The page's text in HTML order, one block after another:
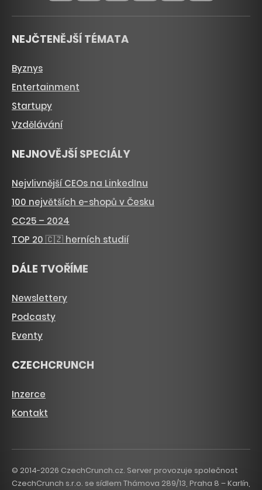
NEJČTENĚJŠÍ TÉMATA
Byznys
Entertainment
Startupy
Vzdělávání
NEJNOVĚJŠÍ SPECIÁLY
Nejvlivnější CEOs na LinkedInu
100 největších e-shopů v Česku
CC25 – 2024
TOP 20 🇨🇿 herních studií
DÁLE TVOŘÍME
Newslettery
Podcasty
Eventy
CZECHCRUNCH
Inzerce
Kontakt
© 2014-2026 CzechCrunch.cz. Server provozuje společnost
CzechCrunch s.r.o. se sídlem Thámova 289/13, Praha 8 – Karlín,